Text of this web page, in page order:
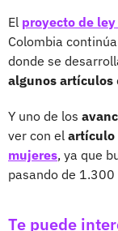
El proyecto de
Colombia
donde se
algunos artículos
Y uno de los
ver con el artículo
mujeres, ya que
pasando de
Te puede